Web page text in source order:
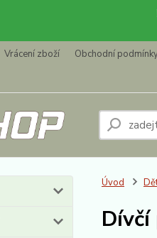
Vrácení zboží Obchodní
Úvod
Dívčí